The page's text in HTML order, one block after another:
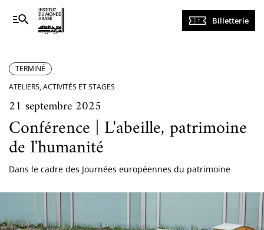
Navigation
principale
Billetterie
TERMINÉ
ATELIERS, ACTIVITÉS ET STAGES
21 septembre 2025
Conférence | L'abeille, patrimoine
de l'humanité
Dans le cadre des Journées européennes du patrimoine